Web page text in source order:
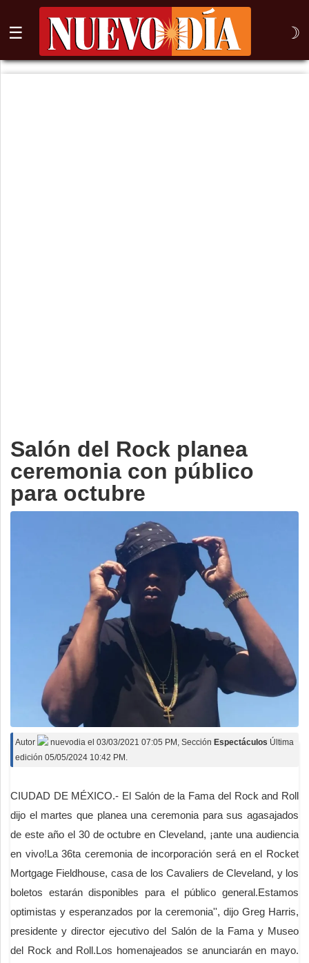
☰ ☽
⌕
Salón del Rock planea
ceremonia con público
para octubre
Autor nuevodia el 03/03/2021 07:05 PM , Sección Espectáculos Última
edición 05/05/2024 10:42 PM.
CIUDAD DE MÉXICO.- El Salón de la Fama del Rock and Roll
dijo el martes que planea una ceremonia para sus agasajados
de este año el 30 de octubre en Cleveland, ¡ante una audiencia
en vivo!La 36ta ceremonia de incorporación será en el Rocket
Mortgage Fieldhouse, casa de los Cavaliers de Cleveland, y los
boletos estarán disponibles para el público general.Estamos
optimistas y esperanzados por la ceremonia'', dijo Greg Harris,
presidente y director ejecutivo del Salón de la Fama y Museo
del Rock and Roll.Los homenajeados se anunciarán en mayo.